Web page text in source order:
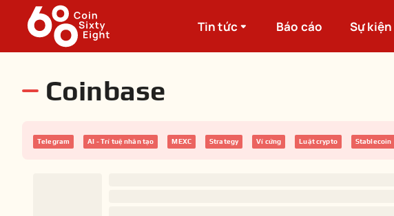
Tin tức Báo cáo Sự kiện
Coinbase
Telegram AI - Trí tuệ nhân tạo MEXC Strategy Ví cứng Luật crypto Stablecoin